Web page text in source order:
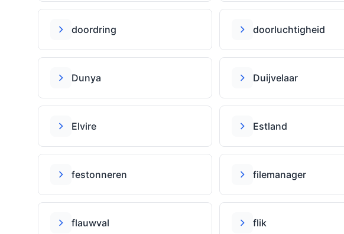
doordring doorluchtigheid
Dunya Duĳvelaar
Elvire Estland
festonneren filemanager
flauwval flik